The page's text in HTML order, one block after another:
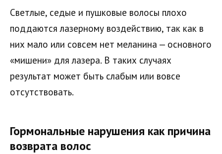
Светлые, седые и пушковые волосы плохо
поддаются лазерному воздействию, так как в
них мало или совсем нет меланина — основного
«мишени» для лазера. В таких случаях
результат может быть слабым или вовсе
отсутствовать.
Гормональные нарушения как причина
возврата волос